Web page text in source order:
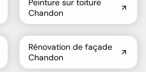
Chandon
Rénovation de façade
Chandon